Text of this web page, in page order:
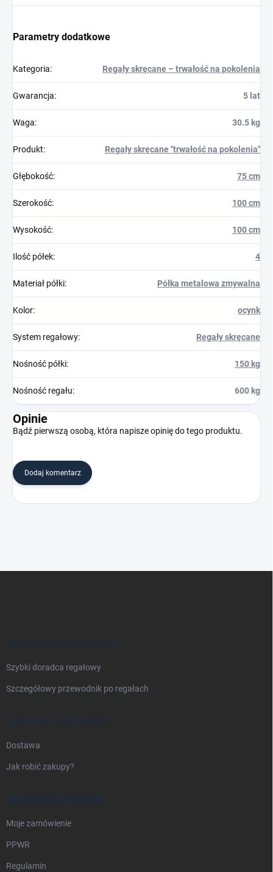
Parametry dodatkowe
Kategoria: Regały skręcane – trwałość na pokolenia
Gwarancja: 5 lat
Waga: 30.5 kg
Produkt: Regały skręcane "trwałość na pokolenia"
Głębokość: 75 cm
Szerokość: 100 cm
Wysokość: 100 cm
Ilość półek: 4
Materiał półki: Półka metalowa zmywalna
Kolor: ocynk
System regałowy: Regały skręcane
Nośność półki: 150 kg
Nośność regału: 600 kg
Opinie
Bądź pierwszą osobą, która napisze opinię do tego produktu.
Dodaj komentarz
WSZYSTKO O REGAŁACH
Szybki doradca regałowy
Szczegółowy przewodnik po regałach
DOSTAWA I PŁATNOŚĆ
Dostawa
Jak robić zakupy?
INFORMACJE PRAWNE
Moje zamówienie
PPWR
Regulamin